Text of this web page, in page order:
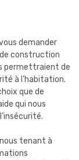
demander
construction
permettraient de
à l’habitation.
que de
qui nous
tenant à